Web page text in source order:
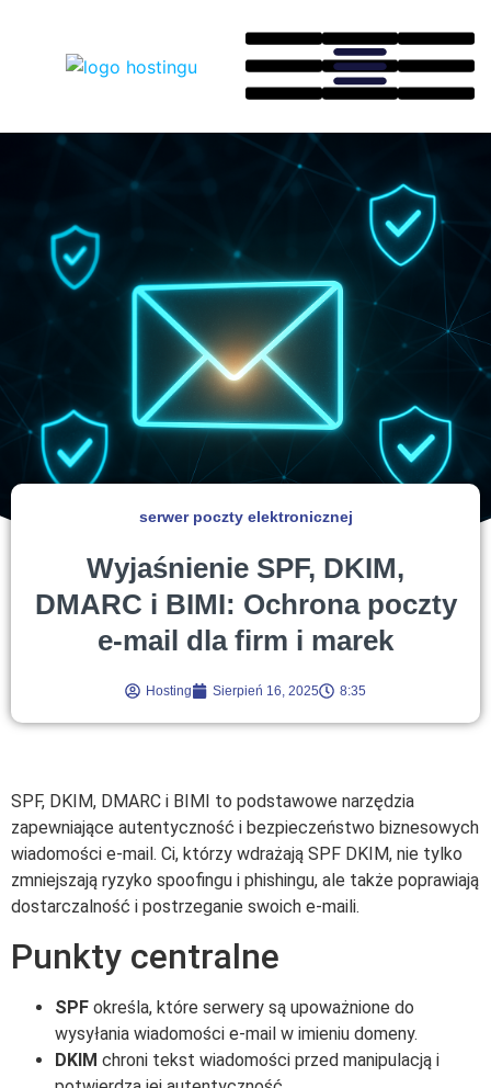
serwer poczty elektronicznej
Wyjaśnienie SPF, DKIM,
DMARC i BIMI: Ochrona poczty
e-mail dla firm i marek
Hosting Sierpień 16, 2025 8:35
SPF, DKIM, DMARC i BIMI to podstawowe narzędzia
zapewniające autentyczność i bezpieczeństwo biznesowych
wiadomości e-mail. Ci, którzy wdrażają SPF DKIM, nie tylko
zmniejszają ryzyko spoofingu i phishingu, ale także poprawiają
dostarczalność i postrzeganie swoich e-maili.
Punkty centralne
SPF określa, które serwery są upoważnione do
wysyłania wiadomości e-mail w imieniu domeny.
DKIM chroni tekst wiadomości przed manipulacją i